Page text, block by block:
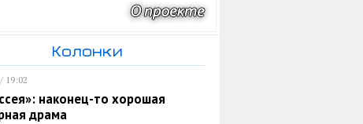
Колонки
19:02
наконец-то хорошая
драма